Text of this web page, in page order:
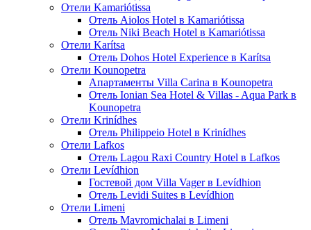
Отели Kamariótissa
Отель Aiolos Hotel в Kamariótissa
Отель Niki Beach Hotel в Kamariótissa
Отели Karítsa
Отель Dohos Hotel Experience в Karítsa
Отели Kounopetra
Апартаменты Villa Carina в Kounopetra
Отель Ionian Sea Hotel & Villas - Aqua Park в
Kounopetra
Отели Krinídhes
Отель Philippeio Hotel в Krinídhes
Отели Lafkos
Отель Lagou Raxi Country Hotel в Lafkos
Отели Levídhion
Гостевой дом Villa Vager в Levídhion
Отель Levidi Suites в Levídhion
Отели Limeni
Отель Mavromichalai в Limeni